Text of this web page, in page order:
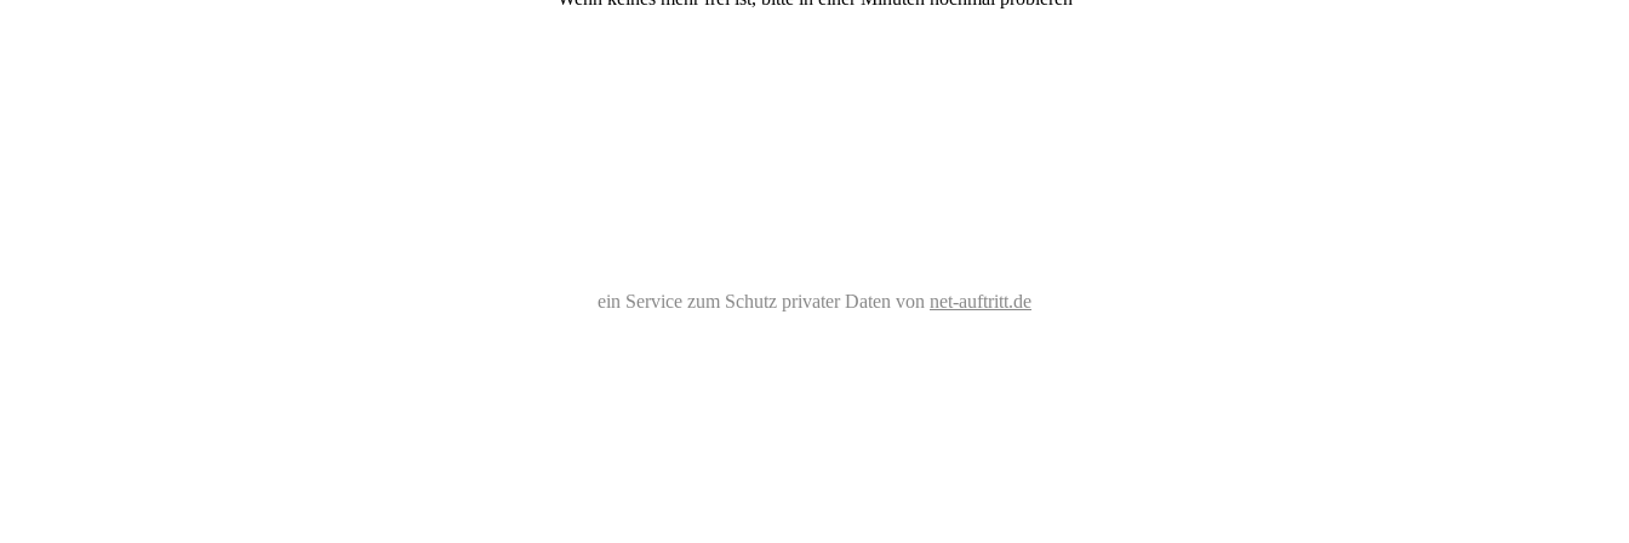
ein Service zum Schutz privater Daten von net-auftritt.de